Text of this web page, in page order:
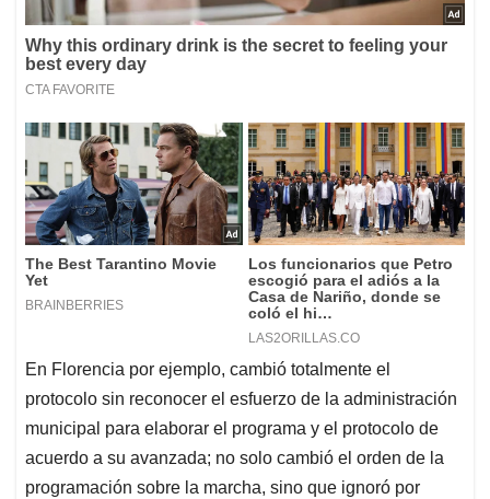
En Florencia por ejemplo, cambió totalmente el
protocolo sin reconocer el esfuerzo de la administración
municipal para elaborar el programa y el protocolo de
acuerdo a su avanzada; no solo cambió el orden de la
programación sobre la marcha, sino que ignoró por